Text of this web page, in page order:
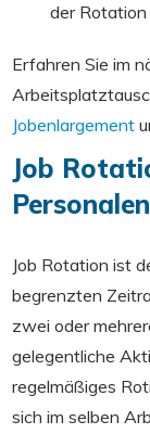
der Rotation
Erfahren Sie im
Jobenlargement
Job
Job Rotation ist
begrenzten
zwei oder
gelegentliche
regelmäßiges
sich im selben